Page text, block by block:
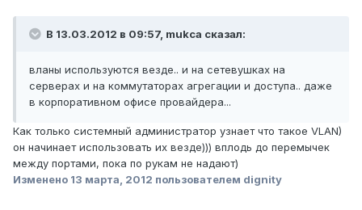
В 13.03.2012 в 09:57, mukca сказал:
вланы используются везде.. и на сетевушках на
серверах и на коммутаторах агрегации и доступа.. даже
в корпоративном офисе провайдера...
Как только системный администратор узнает что такое VLAN)
он начинает использовать их везде))) вплодь до перемычек
между портами, пока по рукам не надают)
Изменено 13 марта, 2012 пользователем dignity